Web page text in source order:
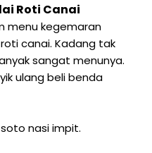
Roti Canai
menu kegemaran
canai. Kadang tak
sangat menunya.
ulang beli benda
nasi impit.